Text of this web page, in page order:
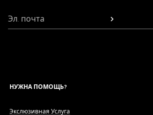
Эл. почта
НУЖНА ПОМОЩЬ?
Экслюзивная Услуга